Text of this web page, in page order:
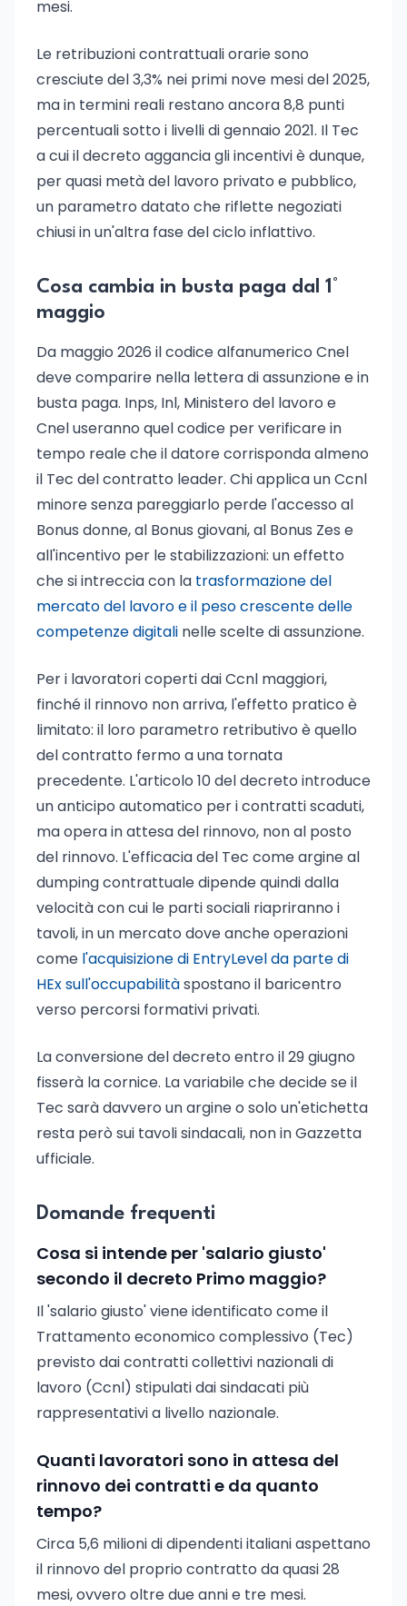
mesi.
Le retribuzioni contrattuali orarie sono
cresciute del 3,3% nei primi nove mesi del 2025,
ma in termini reali restano ancora 8,8 punti
percentuali sotto i livelli di gennaio 2021. Il Tec
a cui il decreto aggancia gli incentivi è dunque,
per quasi metà del lavoro privato e pubblico,
un parametro datato che riflette negoziati
chiusi in un'altra fase del ciclo inflattivo.
Cosa cambia in busta paga dal 1°
maggio
Da maggio 2026 il codice alfanumerico Cnel
deve comparire nella lettera di assunzione e in
busta paga. Inps, Inl, Ministero del lavoro e
Cnel useranno quel codice per verificare in
tempo reale che il datore corrisponda almeno
il Tec del contratto leader. Chi applica un Ccnl
minore senza pareggiarlo perde l'accesso al
Bonus donne, al Bonus giovani, al Bonus Zes e
all'incentivo per le stabilizzazioni: un effetto
che si intreccia con la trasformazione del
mercato del lavoro e il peso crescente delle
competenze digitali nelle scelte di assunzione.
Per i lavoratori coperti dai Ccnl maggiori,
finché il rinnovo non arriva, l'effetto pratico è
limitato: il loro parametro retributivo è quello
del contratto fermo a una tornata
precedente. L'articolo 10 del decreto introduce
un anticipo automatico per i contratti scaduti,
ma opera in attesa del rinnovo, non al posto
del rinnovo. L'efficacia del Tec come argine al
dumping contrattuale dipende quindi dalla
velocità con cui le parti sociali riapriranno i
tavoli, in un mercato dove anche operazioni
come l'acquisizione di EntryLevel da parte di
HEx sull'occupabilitàspostano il baricentro
verso percorsi formativi privati.
La conversione del decreto entro il 29 giugno
fisserà la cornice. La variabile che decide se il
Tec sarà davvero un argine o solo un'etichetta
resta però sui tavoli sindacali, non in Gazzetta
ufficiale.
Domande frequenti
Cosa si intende per 'salario giusto'
secondo il decreto Primo maggio?
Il 'salario giusto' viene identificato come il
Trattamento economico complessivo (Tec)
previsto dai contratti collettivi nazionali di
lavoro (Ccnl) stipulati dai sindacati più
rappresentativi a livello nazionale.
Quanti lavoratori sono in attesa del
rinnovo dei contratti e da quanto
tempo?
Circa 5,6 milioni di dipendenti italiani aspettano
il rinnovo del proprio contratto da quasi 28
mesi, ovvero oltre due anni e tre mesi.